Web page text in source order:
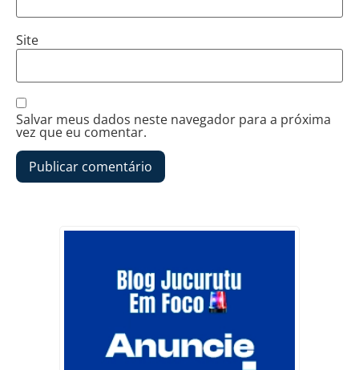
Site
Salvar meus dados neste navegador para a próxima
vez que eu comentar.